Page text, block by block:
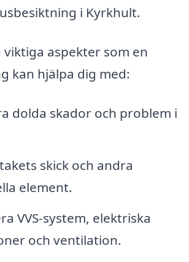
i Kyrkhult.
viktiga aspekter som en
kan hjälpa dig med:
dolda skador och problem i
skick och andra
element.
VVS-system, elektriska
och ventilation.